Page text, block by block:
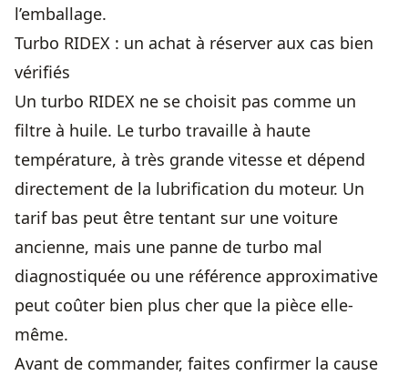
l’emballage.
Turbo RIDEX : un achat à réserver aux cas bien
vérifiés
Un turbo RIDEX ne se choisit pas comme un
filtre à huile. Le turbo travaille à haute
température, à très grande vitesse et dépend
directement de la lubrification du moteur. Un
tarif bas peut être tentant sur une voiture
ancienne, mais une panne de turbo mal
diagnostiquée ou une référence approximative
peut coûter bien plus cher que la pièce elle-
même.
Avant de commander, faites confirmer la cause